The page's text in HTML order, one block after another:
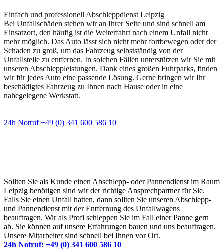
Einfach und professionell Abschleppdienst Leipzig
Bei Unfallschäden stehen wir an Ihrer Seite und sind schnell am
Einsatzort, den häufig ist die Weiterfahrt nach einem Unfall nicht
mehr möglich. Das Auto lässt sich nicht mehr fortbewegen oder der
Schaden zu groß, um das Fahrzeug selbstständig von der
Unfallstelle zu entfernen. In solchen Fällen unterstützen wir Sie mit
unseren Abschleppleistungen. Dank eines großen Fuhrparks, finden
wir für jedes Auto eine passende Lösung. Gerne bringen wir Ihr
beschädigtes Fahrzeug zu Ihnen nach Hause oder in eine
nahegelegene Werkstatt.
24h Notruf +49 (0) 341 600 586 10
Sollten Sie als Kunde einen Abschlepp- oder Pannendienst im Raum
Leipzig benötigen sind wir der richtige Ansprechpartner für Sie.
Falls Sie einen Unfall hatten, dann sollten Sie unseren Abschlepp-
und Pannendienst mit der Entfernung des Unfallwagens
beauftragen. Wir als Profi schleppen Sie im Fall einer Panne gern
ab. Sie können auf unsere Erfahrungen bauen und uns beauftragen.
Unsere Mitarbeiter sind schnell bei Ihnen vor Ort.
24h Notruf: +49 (0) 341 600 586 10